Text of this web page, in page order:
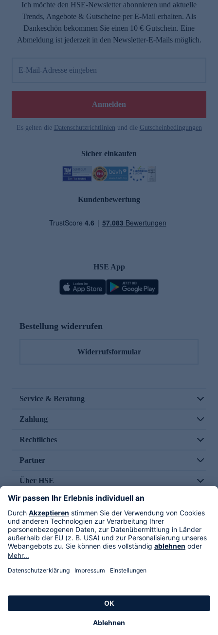
Ich möchte den HSE-Newsletter abonnieren und aktuelle
Trends, Angebote & Gutscheine per E-Mail erhalten. Als
Dankeschön bekommen Sie einen 10 € Gutschein. Eine
Abmeldung ist jederzeit in den Newsletter-E-Mails möglich.
E-Mail-Adresse eingeben
Anmelden
Es gelten die Datenschutzrichtlinien und die Gutscheinbedingungen
Sicher einkaufen
Kundenbewertung
HSE App
Bestellung widerrufen
Widerrufsformular
Service & Beratung
Zahlung
Rechtliches
Partner
Über HSE
Im TV
HSE International